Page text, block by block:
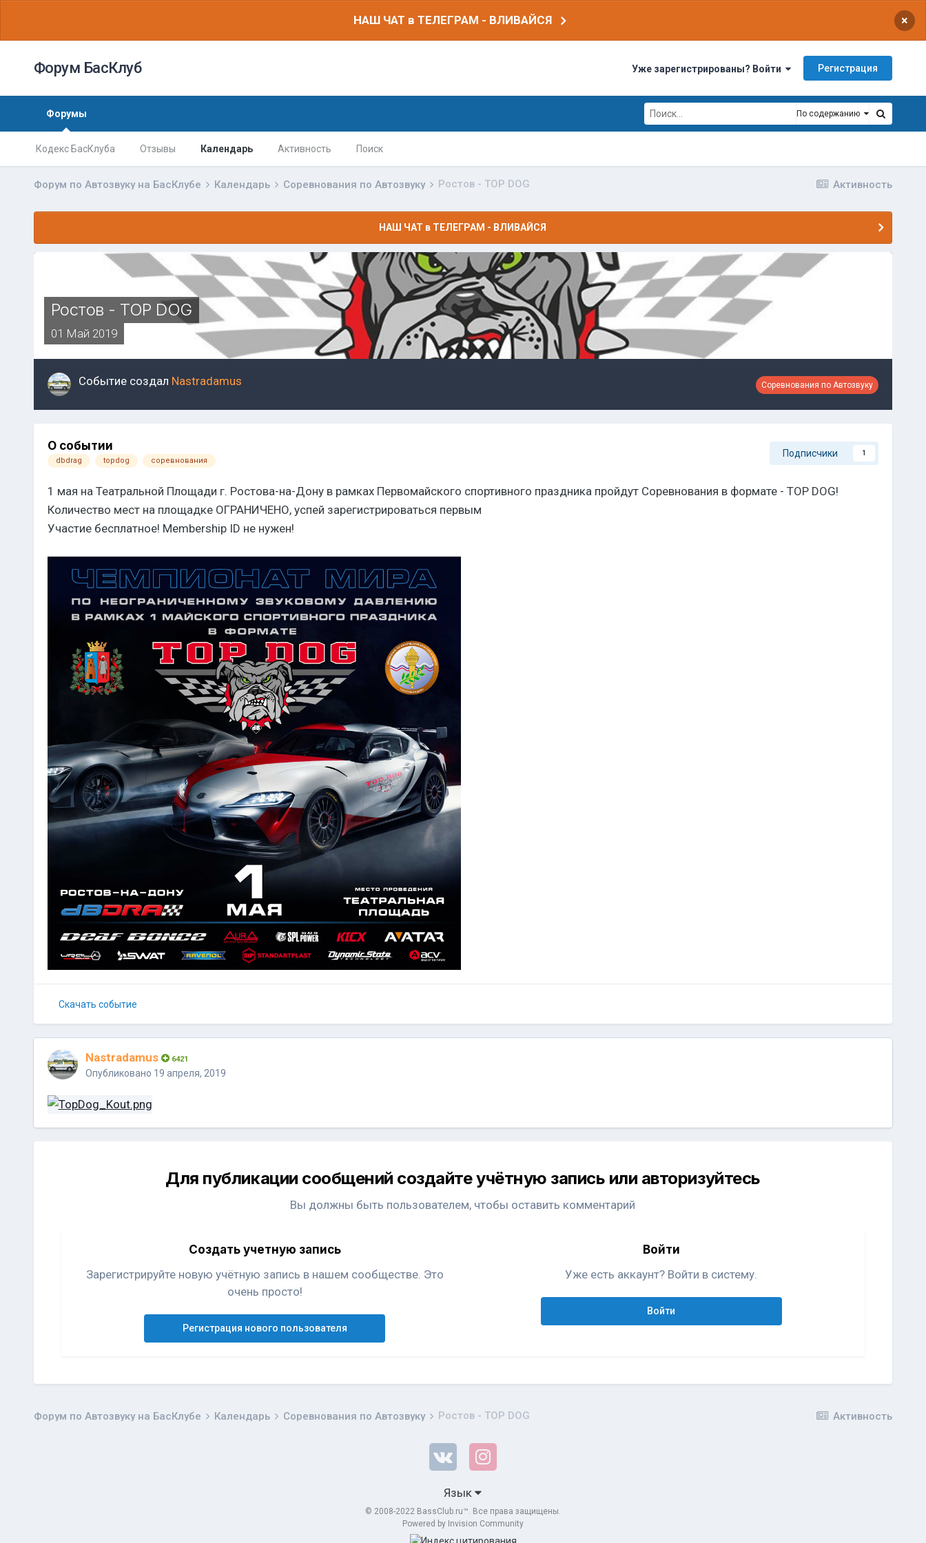
НАШ ЧАТ в ТЕЛЕГРАМ - ВЛИВАЙСЯ ×
Форум БасКлуб Уже зарегистрированы? Войти Регистрация
Форумы
Кодекс БасКлуба Отзывы Календарь Активность Поиск
По содержанию
Активность
Форум по Автозвуку на БасКлубе Календарь Соревнования по Автозвуку Ростов - TOP DOG
НАШ ЧАТ в ТЕЛЕГРАМ - ВЛИВАЙСЯ
Ростов - TOP DOG
01 Май 2019
Соревнования по Автозвуку
Событие создал Nastradamus
О событии
dbdrag topdog соревнования
Подписчики 1
1 мая на Театральной Площади г. Ростова-на-Дону в рамках Первомайского спортивного праздника пройдут Соревнования в формате - TOP DOG!
Количество мест на площадке ОГРАНИЧЕНО, успей зарегистрироваться первым
Участие бесплатное! Membership ID не нужен!
Скачать событие
Nastradamus 6421
Опубликовано 19 апреля, 2019
Для публикации сообщений создайте учётную запись или авторизуйтесь
Вы должны быть пользователем, чтобы оставить комментарий
Создать учетную запись
Зарегистрируйте новую учётную запись в нашем сообществе. Это
очень просто!
Регистрация нового пользователя
Войти
Уже есть аккаунт? Войти в систему.
Войти
Активность
Форум по Автозвуку на БасКлубе Календарь Соревнования по Автозвуку Ростов - TOP DOG
Язык
© 2008-2022 BassClub.ru™. Все права защищены.
Powered by Invision Community